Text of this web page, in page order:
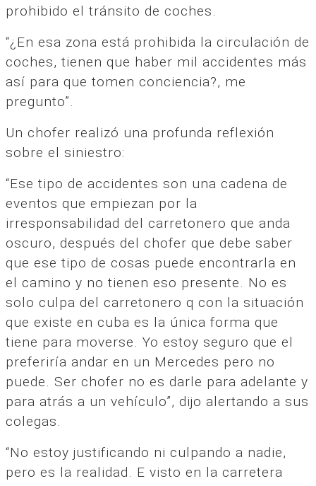
prohibido el tránsito de coches.
“¿En esa zona está prohibida la circulación de
coches, tienen que haber mil accidentes más
así para que tomen conciencia?, me
pregunto”.
Un chofer realizó una profunda reflexión
sobre el siniestro:
“Ese tipo de accidentes son una cadena de
eventos que empiezan por la
irresponsabilidad del carretonero que anda
oscuro, después del chofer que debe saber
que ese tipo de cosas puede encontrarla en
el camino y no tienen eso presente. No es
solo culpa del carretonero q con la situación
que existe en cuba es la única forma que
tiene para moverse. Yo estoy seguro que el
preferiría andar en un Mercedes pero no
puede. Ser chofer no es darle para adelante y
para atrás a un vehículo”, dijo alertando a sus
colegas.
“No estoy justificando ni culpando a nadie,
pero es la realidad. E visto en la carretera